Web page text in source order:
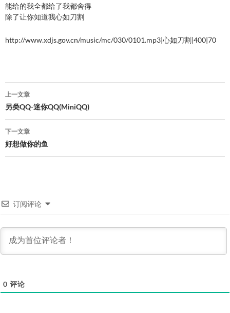
能给的我全都给了我都舍得
除了让你知道我心如刀割
http://www.xdjs.gov.cn/music/mc/030/0101.mp3|心如刀割|400|70
文
章
导
航
上一文章
另类QQ-迷你QQ(MiniQQ)
下一文章
好想做你的鱼
订阅评论
0 评论